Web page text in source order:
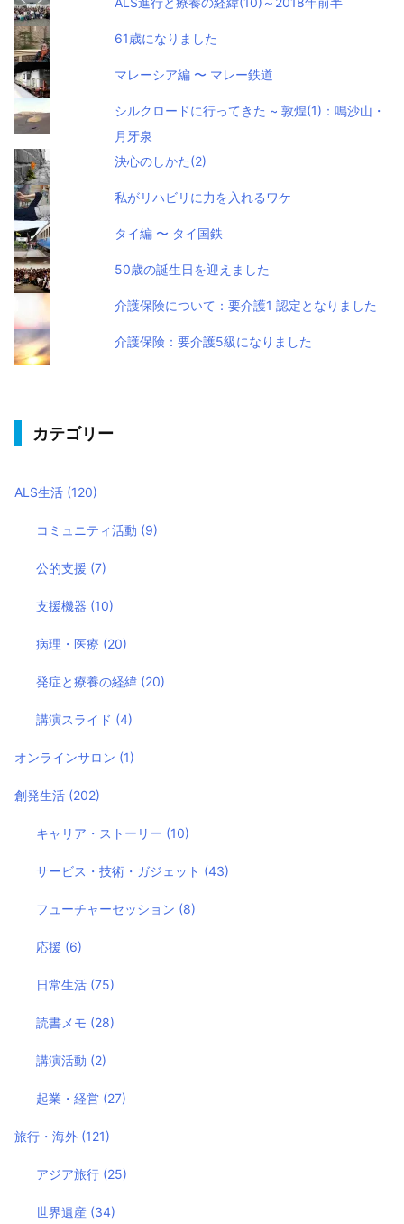
61歳になりました
マレーシア編 〜 マレー鉄道
シルクロードに行ってきた ~ 敦煌(1)：鳴沙山・
月牙泉
決心のしかた(2)
私がリハビリに力を入れるワケ
タイ編 〜 タイ国鉄
50歳の誕生日を迎えました
介護保険について：要介護1 認定となりました
介護保険：要介護5級になりました
カテゴリー
ALS生活 (120)
コミュニティ活動 (9)
公的支援 (7)
支援機器 (10)
病理・医療 (20)
発症と療養の経緯 (20)
講演スライド (4)
オンラインサロン (1)
創発生活 (202)
キャリア・ストーリー (10)
サービス・技術・ガジェット (43)
フューチャーセッション (8)
応援 (6)
日常生活 (75)
読書メモ (28)
講演活動 (2)
起業・経営 (27)
旅行・海外 (121)
アジア旅行 (25)
世界遺産 (34)